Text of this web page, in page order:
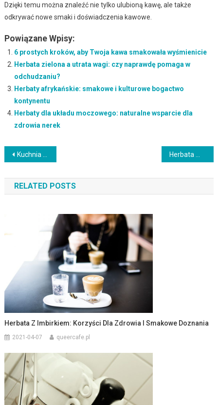
Dzięki temu można znaleźć nie tylko ulubioną kawę, ale także
odkrywać nowe smaki i doświadczenia kawowe.
Powiązane Wpisy:
6 prostych kroków, aby Twoja kawa smakowała wyśmienicie
Herbata zielona a utrata wagi: czy naprawdę pomaga w
odchudzaniu?
Herbaty afrykańskie: smakowe i kulturowe bogactwo
kontynentu
Herbaty dla układu moczowego: naturalne wsparcie dla
zdrowia nerek
Nawigacja
wpisu
Kuchnia grecka w domu: przepisy na smakowite dania z Grecji
RELATED POSTS
Herbata Z Imbirkiem: Korzyści Dla Zdrowia I Smakowe Doznania
2021-04-07 queercafe.pl